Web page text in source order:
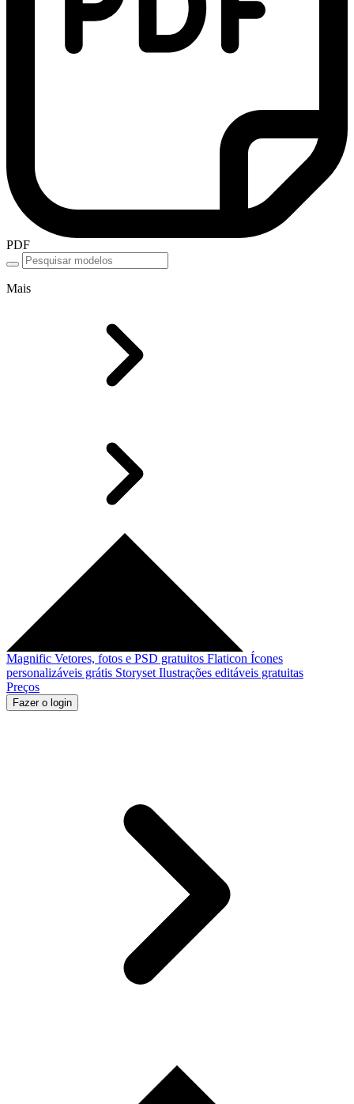
PDF
Mais
Magnific Vetores, fotos e PSD gratuitos Flaticon Ícones
personalizáveis grátis Storyset Ilustrações editáveis gratuitas
Preços
Fazer o login